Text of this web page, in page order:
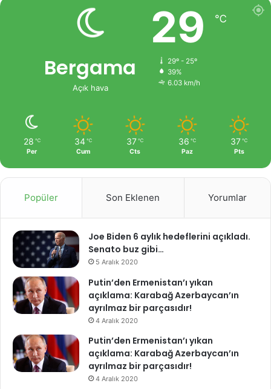
Bergama
Açık hava
29 ℃
29º - 25º
39%
6.03 km/h
28 ℃
Per
34 ℃
Cum
37 ℃
Cts
36 ℃
Paz
37 ℃
Pts
Popüler Son Eklenen Yorumlar
Joe Biden 6 aylık hedeflerini açıkladı.
Senato buz gibi…
5 Aralık 2020
Putin’den Ermenistan’ı yıkan
açıklama: Karabağ Azerbaycan’ın
ayrılmaz bir parçasıdır!
4 Aralık 2020
Putin’den Ermenistan’ı yıkan
açıklama: Karabağ Azerbaycan’ın
ayrılmaz bir parçasıdır!
4 Aralık 2020